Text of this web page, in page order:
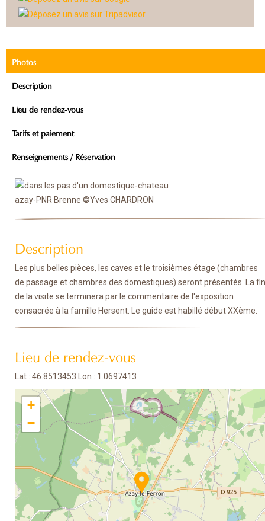
Photos
Description
Lieu de rendez-vous
Tarifs et paiement
Renseignements / Réservation
Description
Les plus belles pièces, les caves et le troisièmes étage (chambres
de passage et chambres des domestiques) seront présentés. La fin
de la visite se terminera par le commentaire de l'exposition
consacrée à la famille Hersent. Le guide est habillé début XXème.
Lieu de rendez-vous
Lat : 46.8513453 Lon : 1.0697413
+
−